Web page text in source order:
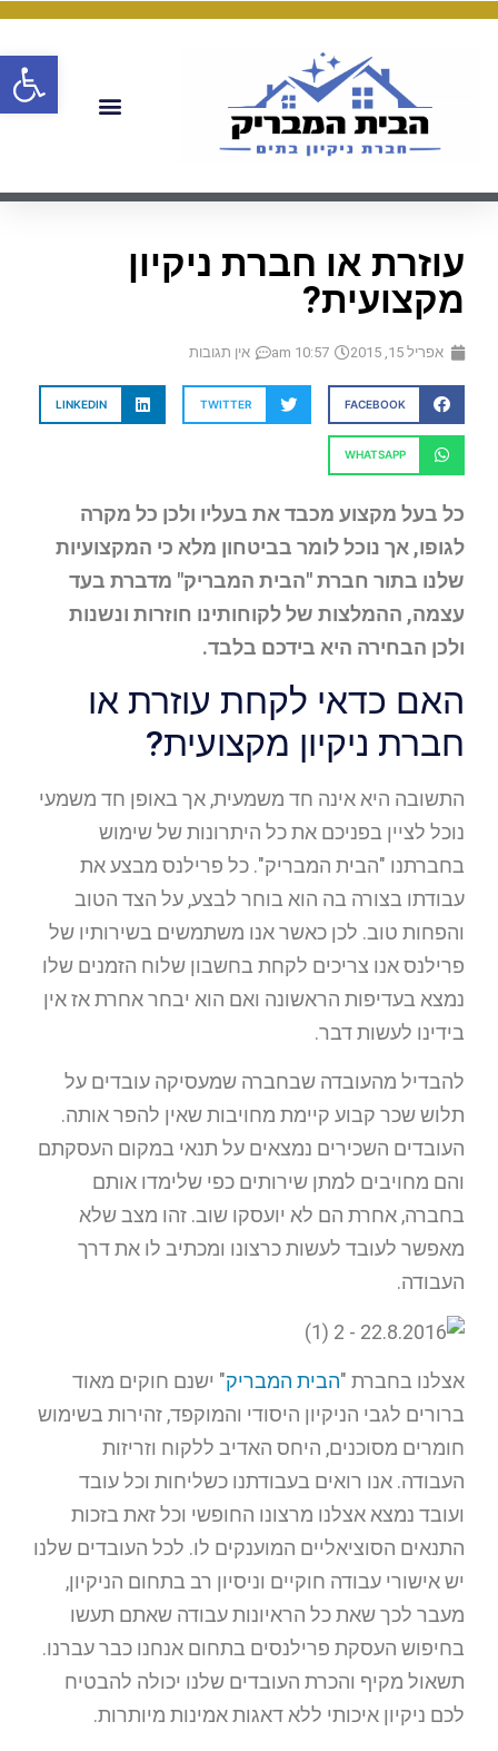
עוזרת או חברת ניקיון
מקצועית?
אפריל 15, 2015 10:57 am אין תגובות
FACEBOOK
TWITTER
LINKEDIN
WHATSAPP
כל בעל מקצוע מכבד את בעליו ולכן כל מקרה
לגופו, אך נוכל לומר בביטחון מלא כי המקצועיות
שלנו בתור חברת "הבית המבריק" מדברת בעד
עצמה, ההמלצות של לקוחותינו חוזרות ונשנות
ולכן הבחירה היא בידכם בלבד.
האם כדאי לקחת עוזרת או
חברת ניקיון מקצועית?
התשובה היא אינה חד משמעית, אך באופן חד משמעי
נוכל לציין בפניכם את כל היתרונות של שימוש
בחברתנו "הבית המבריק". כל פרילנס מבצע את
עבודתו בצורה בה הוא בוחר לבצע, על הצד הטוב
והפחות טוב. לכן כאשר אנו משתמשים בשירותיו של
פרילנס אנו צריכים לקחת בחשבון שלוח הזמנים שלו
נמצא בעדיפות הראשונה ואם הוא יבחר אחרת אז אין
בידינו לעשות דבר.
להבדיל מהעובדה שבחברה שמעסיקה עובדים על
תלוש שכר קבוע קיימת מחויבות שאין להפר אותה.
העובדים השכירים נמצאים על תנאי במקום העסקתם
והם מחויבים למתן שירותים כפי שלימדו אותם
בחברה, אחרת הם לא יועסקו שוב. זהו מצב שלא
מאפשר לעובד לעשות כרצונו ומכתיב לו את דרך
העבודה.
אצלנו בחברת "הבית המבריק" ישנם חוקים מאוד
ברורים לגבי הניקיון היסודי והמוקפד, זהירות בשימוש
חומרים מסוכנים, היחס האדיב ללקוח וזריזות
העבודה. אנו רואים בעבודתנו כשליחות וכל עובד
ועובד נמצא אצלנו מרצונו החופשי וכל זאת בזכות
התנאים הסוציאליים המוענקים לו. לכל העובדים שלנו
יש אישורי עבודה חוקיים וניסיון רב בתחום הניקיון,
מעבר לכך שאת כל הראיונות עבודה שאתם תעשו
בחיפוש העסקת פרילנסים בתחום אנחנו כבר עברנו.
תשאול מקיף והכרת העובדים שלנו יכולה להבטיח
לכם ניקיון איכותי ללא דאגות אמינות מיותרות.